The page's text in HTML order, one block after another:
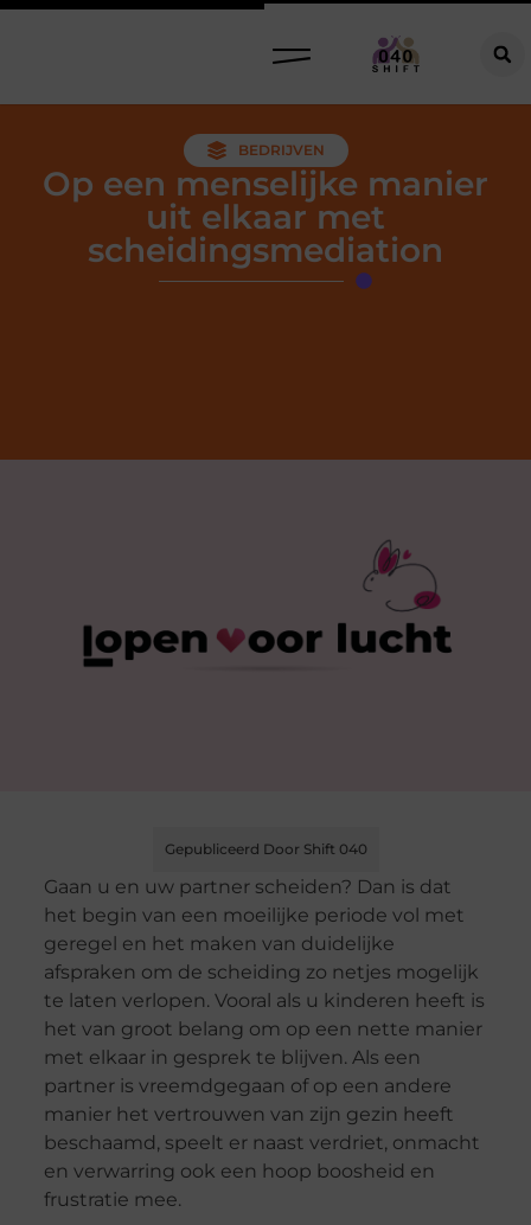
BEDRIJVEN
Op een menselijke manier
uit elkaar met
scheidingsmediation
Gepubliceerd Door Shift 040
Gaan u en uw partner scheiden? Dan is dat
het begin van een moeilijke periode vol met
geregel en het maken van duidelijke
afspraken om de scheiding zo netjes mogelijk
te laten verlopen. Vooral als u kinderen heeft is
het van groot belang om op een nette manier
met elkaar in gesprek te blijven. Als een
partner is vreemdgegaan of op een andere
manier het vertrouwen van zijn gezin heeft
beschaamd, speelt er naast verdriet, onmacht
en verwarring ook een hoop boosheid en
frustratie mee.